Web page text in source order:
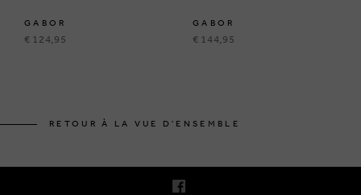
GABOR
€ 124,95
GABOR
€ 144,95
RETOUR À LA VUE D'ENSEMBLE